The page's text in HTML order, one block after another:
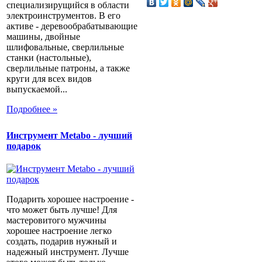
специализирущийся в области
электроинструментов. В его
активе - деревообрабатывающие
машины, двойные
шлифовальные, сверлильные
станки (настольные),
сверлильные патроны, а также
круги для всех видов
выпускаемой...
Подробнее »
Инструмент Metabo - лучший
подарок
Подарить хорошее настроение -
что может быть лучше! Для
мастеровитого мужчины
хорошее настроение легко
создать, подарив нужный и
надежный инструмент. Лучше